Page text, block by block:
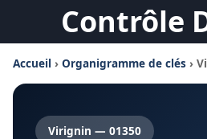
Contrôle
Accueil › Organigramme de clés ›
Virignin — 01350